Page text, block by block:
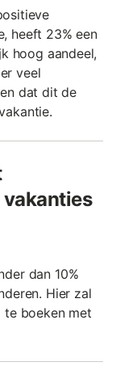
heeft 23% een
hoog aandeel,
veel
dat dit de
dan 10%
Hier zal
te boeken met